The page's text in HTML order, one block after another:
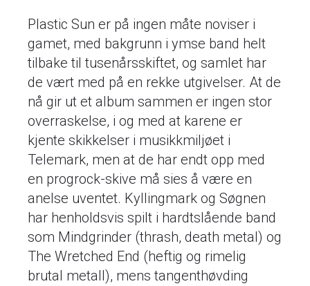
Plastic Sun er på ingen måte noviser i
gamet, med bakgrunn i ymse band helt
tilbake til tusenårsskiftet, og samlet har
de vært med på en rekke utgivelser. At de
nå gir ut et album sammen er ingen stor
overraskelse, i og med at karene er
kjente skikkelser i musikkmiljøet i
Telemark, men at de har endt opp med
en progrock-skive må sies å være en
anelse uventet. Kyllingmark og Søgnen
har henholdsvis spilt i hardtslående band
som Mindgrinder (thrash, death metal) og
The Wretched End (heftig og rimelig
brutal metall), mens tangenthøvding